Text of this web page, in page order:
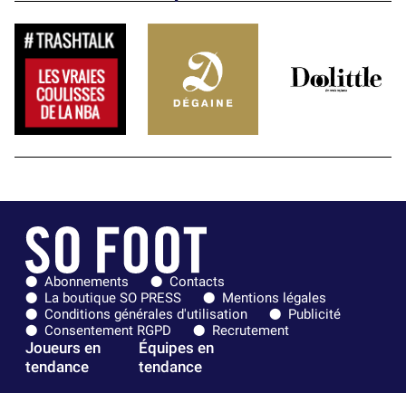
Abonnements
Contacts
La boutique SO PRESS
Mentions légales
Conditions générales d'utilisation
Publicité
Consentement RGPD
Recrutement
Joueurs en
tendance
Équipes en
tendance